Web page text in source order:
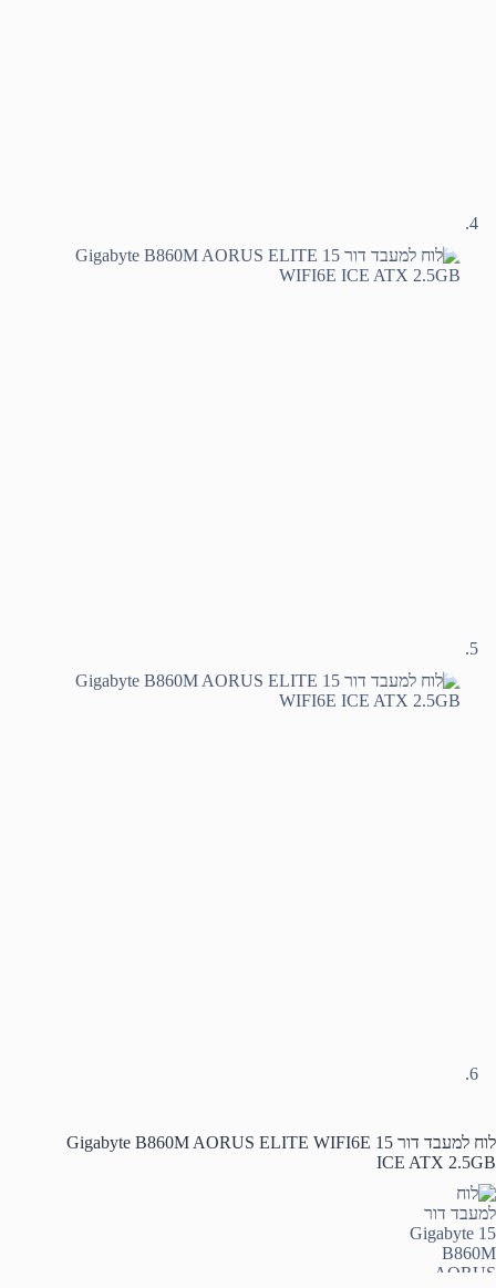
לוח למעבד דור 15 Gigabyte B860M AORUS ELITE WIFI6E
ICE ATX 2.5GB